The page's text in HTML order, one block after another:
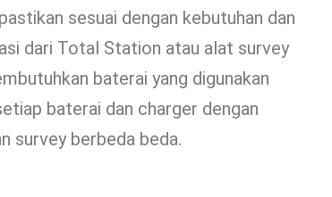
sesuai dengan kebutuhan dan
dari Total Station atau alat survey
baterai yang digunakan
baterai dan charger dengan
survey berbeda beda.